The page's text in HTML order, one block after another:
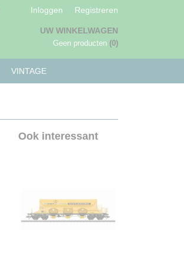
Inloggen Registreren
UW WINKELWAGEN
Geen producten (0)
VINTAGE
Ook interessant